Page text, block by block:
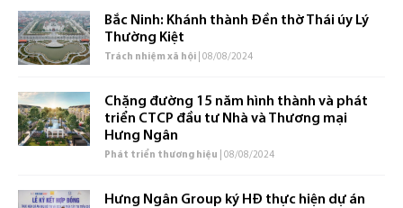
Bắc Ninh: Khánh thành Đền thờ Thái úy Lý
Thường Kiệt
Trách nhiệm xã hội | 08/08/2024
Chặng đường 15 năm hình thành và phát
triển CTCP đầu tư Nhà và Thương mại
Hưng Ngân
Phát triển thương hiệu | 08/08/2024
Hưng Ngân Group ký HĐ thực hiện dự án